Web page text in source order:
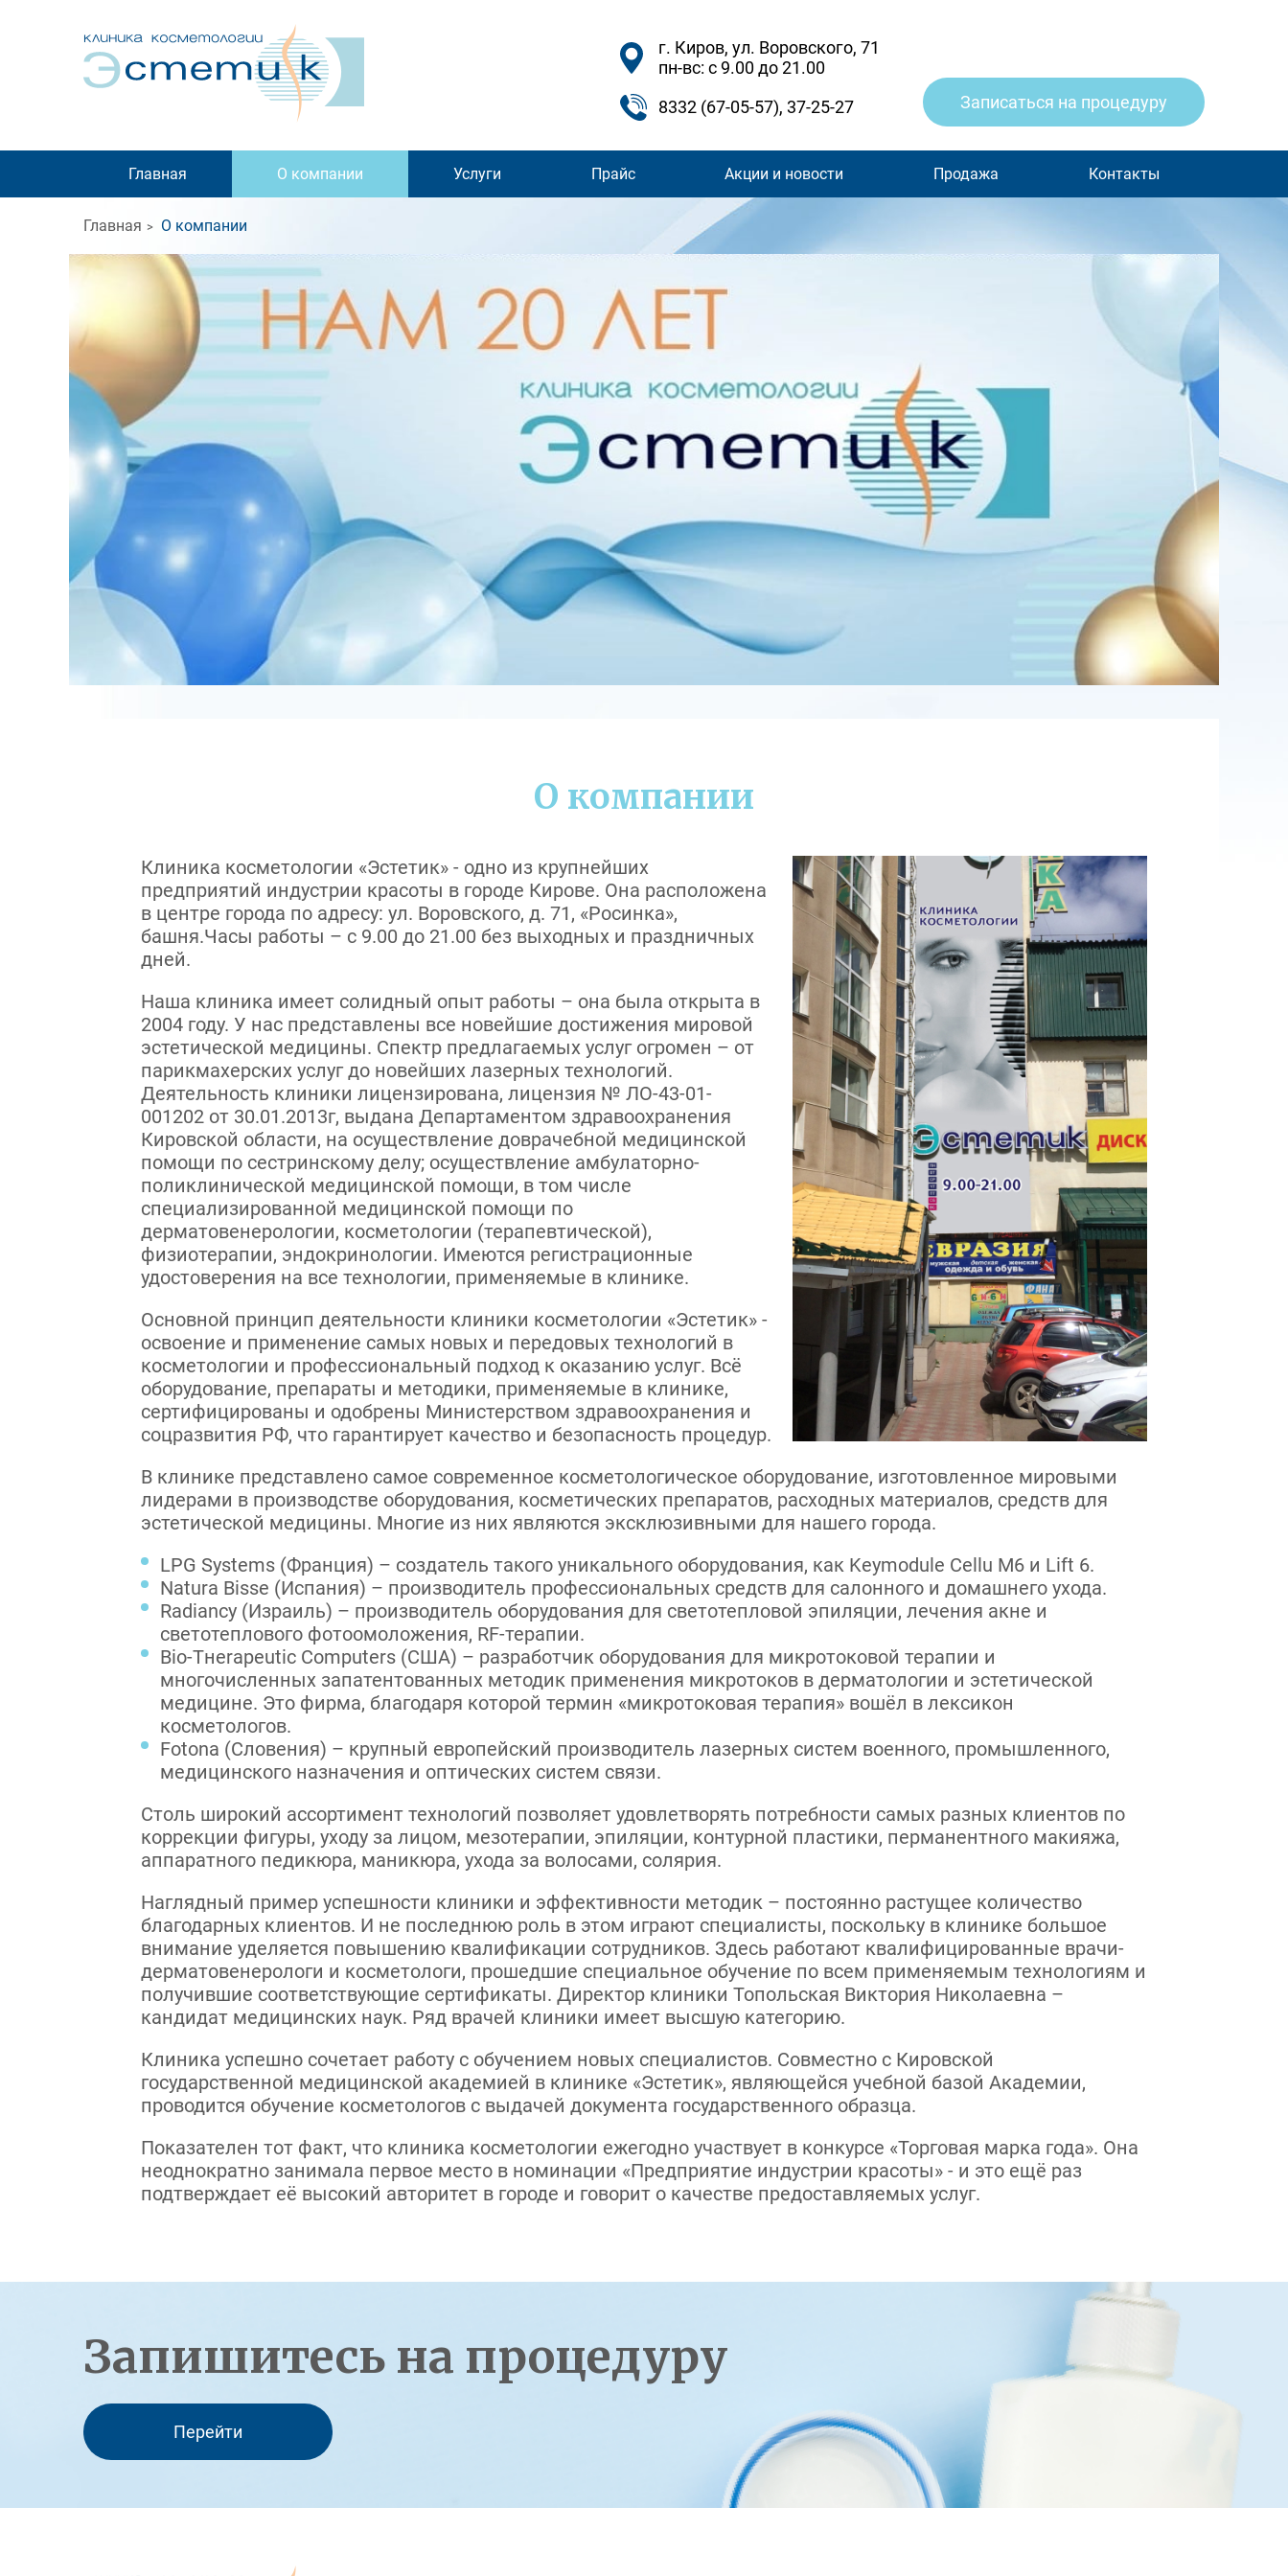
г. Киров, ул. Воровского, 71
пн-вс: с 9.00 до 21.00
8332 (67-05-57), 37-25-27 Записаться на процедуру
Главная О компании Услуги Прайс Акции и новости Продажа Контакты
Главная О компании
О компании
Клиника косметологии «Эстетик» - одно из крупнейших
предприятий индустрии красоты в городе Кирове. Она расположена
в центре города по адресу: ул. Воровского, д. 71, «Росинка»,
башня.Часы работы – с 9.00 до 21.00 без выходных и праздничных
дней.
Наша клиника имеет солидный опыт работы – она была открыта в
2004 году. У нас представлены все новейшие достижения мировой
эстетической медицины. Спектр предлагаемых услуг огромен – от
парикмахерских услуг до новейших лазерных технологий.
Деятельность клиники лицензирована, лицензия № ЛО-43-01-
001202 от 30.01.2013г, выдана Департаментом здравоохранения
Кировской области, на осуществление доврачебной медицинской
помощи по сестринскому делу; осуществление амбулаторно-
поликлинической медицинской помощи, в том числе
специализированной медицинской помощи по
дерматовенерологии, косметологии (терапевтической),
физиотерапии, эндокринологии. Имеются регистрационные
удостоверения на все технологии, применяемые в клинике.
Основной принцип деятельности клиники косметологии «Эстетик» -
освоение и применение самых новых и передовых технологий в
косметологии и профессиональный подход к оказанию услуг. Всё
оборудование, препараты и методики, применяемые в клинике,
сертифицированы и одобрены Министерством здравоохранения и
соцразвития РФ, что гарантирует качество и безопасность процедур.
В клинике представлено самое современное косметологическое оборудование, изготовленное мировыми
лидерами в производстве оборудования, косметических препаратов, расходных материалов, средств для
эстетической медицины. Многие из них являются эксклюзивными для нашего города.
LPG Systems (Франция) – создатель такого уникального оборудования, как Keymodule Cellu M6 и Lift 6.
Natura Bisse (Испания) – производитель профессиональных средств для салонного и домашнего ухода.
Radiancy (Израиль) – производитель оборудования для светотепловой эпиляции, лечения акне и
светотеплового фотоомоложения, RF-терапии.
Bio-Tнerapeutic Computers (США) – разработчик оборудования для микротоковой терапии и
многочисленных запатентованных методик применения микротоков в дерматологии и эстетической
медицине. Это фирма, благодаря которой термин «микротоковая терапия» вошёл в лексикон
косметологов.
Fotona (Словения) – крупный европейский производитель лазерных систем военного, промышленного,
медицинского назначения и оптических систем связи.
Столь широкий ассортимент технологий позволяет удовлетворять потребности самых разных клиентов по
коррекции фигуры, уходу за лицом, мезотерапии, эпиляции, контурной пластики, перманентного макияжа,
аппаратного педикюра, маникюра, ухода за волосами, солярия.
Наглядный пример успешности клиники и эффективности методик – постоянно растущее количество
благодарных клиентов. И не последнюю роль в этом играют специалисты, поскольку в клинике большое
внимание уделяется повышению квалификации сотрудников. Здесь работают квалифицированные врачи-
дерматовенерологи и косметологи, прошедшие специальное обучение по всем применяемым технологиям и
получившие соответствующие сертификаты. Директор клиники Топольская Виктория Николаевна –
кандидат медицинских наук. Ряд врачей клиники имеет высшую категорию.
Клиника успешно сочетает работу с обучением новых специалистов. Совместно с Кировской
государственной медицинской академией в клинике «Эстетик», являющейся учебной базой Академии,
проводится обучение косметологов с выдачей документа государственного образца.
Показателен тот факт, что клиника косметологии ежегодно участвует в конкурсе «Торговая марка года». Она
неоднократно занимала первое место в номинации «Предприятие индустрии красоты» - и это ещё раз
подтверждает её высокий авторитет в городе и говорит о качестве предоставляемых услуг.
Запишитесь на процедуру
Перейти